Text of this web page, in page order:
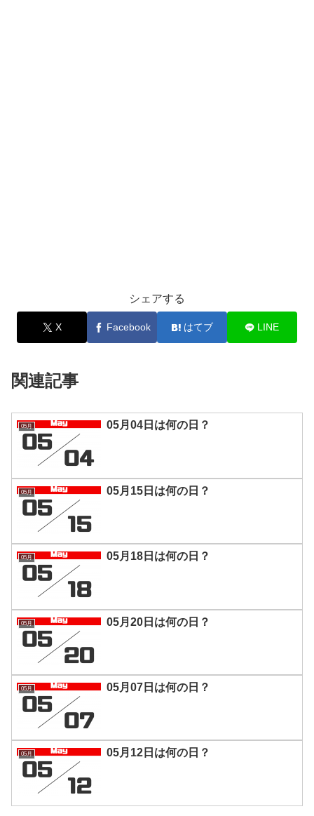
シェアする
X Facebook はてブ LINE
関連記事
05月 05月04日は何の日？
05月 05月15日は何の日？
05月 05月18日は何の日？
05月 05月20日は何の日？
05月 05月07日は何の日？
05月 05月12日は何の日？